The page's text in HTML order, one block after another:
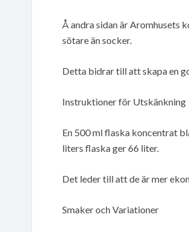
Å andra sidan är Aromhusets
sötare än socker.
Detta bidrar till att skapa en
Instruktioner för Utskänkning
En 500 ml flaska koncentrat
liters flaska ger 66 liter.
Det leder till att de är mer
Smaker och Variationer